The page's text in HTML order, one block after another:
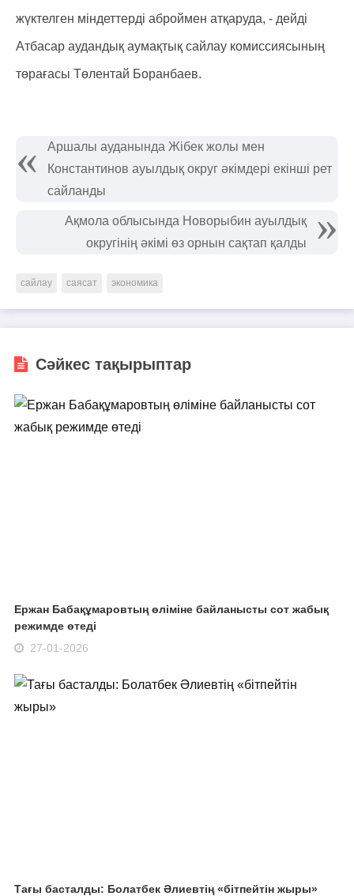
жүктелген міндеттерді аброймен атқаруда, - дейді
Атбасар аудандық аумақтық сайлау комиссиясының
төрағасы Төлентай Боранбаев.
Аршалы ауданында Жібек жолы мен
Константинов ауылдық округ әкімдері екінші рет
сайланды
Ақмола облысында Новорыбин ауылдық
округінің әкімі өз орнын сақтап қалды
сайлау саясат экономика
Сәйкес тақырыптар
Ержан Бабақұмаровтың өліміне байланысты сот жабық
режимде өтеді
27-01-2026
Тағы басталды: Болатбек Әлиевтің «бітпейтін жыры»